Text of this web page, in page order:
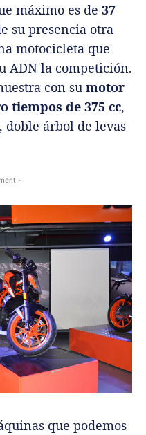
máximo es de 37
su presencia otra
motocicleta que
ADN la competición.
con su motor
tiempos de 375 cc,
árbol de levas
-
que podemos